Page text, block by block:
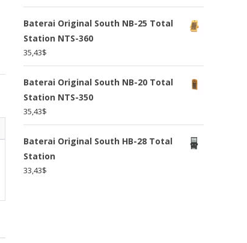
Baterai Original South NB-25 Total
Station NTS-360
35,43$
Baterai Original South NB-20 Total
Station NTS-350
35,43$
Baterai Original South HB-28 Total
Station
33,43$